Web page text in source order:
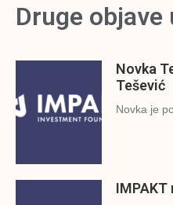
Druge
Novka
Tešević
Novka je
IMPAKT